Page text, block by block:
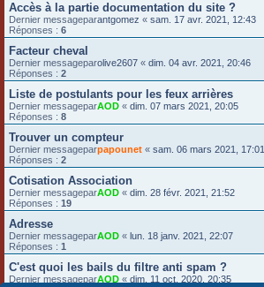
Accès à la partie documentation du site ?
Dernier messageparantgomez « sam. 17 avr. 2021, 12:43
Réponses : 6
Facteur cheval
Dernier messageparolive2607 « dim. 04 avr. 2021, 20:46
Réponses : 2
Liste de postulants pour les feux arrières
Dernier messageparAOD « dim. 07 mars 2021, 20:05
Réponses : 8
Trouver un compteur
Dernier messageparpapounet « sam. 06 mars 2021, 17:01
Réponses : 2
Cotisation Association
Dernier messageparAOD « dim. 28 févr. 2021, 21:52
Réponses : 19
Adresse
Dernier messageparAOD « lun. 18 janv. 2021, 22:07
Réponses : 1
C'est quoi les bails du filtre anti spam ?
Dernier messageparAOD « dim. 11 oct. 2020, 20:35